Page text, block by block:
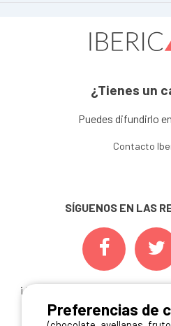
¿Tienes un
Puedes difundirlo
Contacto
SÍGUENOS EN LAS
¡ Y NO TE PIERDAS NUESTRAS
NOVEDADES
Preferencias de